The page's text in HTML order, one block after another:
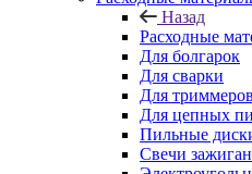
Назад
Расходные
Для болгарок
Для сварки
Для
Для цепных
Пильные
Свечи